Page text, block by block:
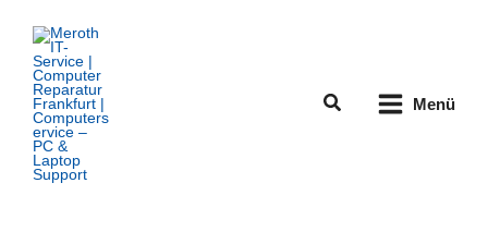
Inhalt
springen
Suchen Menü